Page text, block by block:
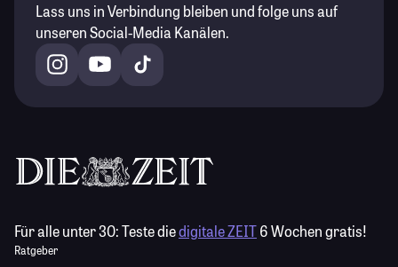
Lass uns in Verbindung bleiben und folge uns auf
unseren Social-Media Kanälen.
Für alle unter 30:Teste diedigitale ZEIT6 Wochen gratis!
Ratgeber